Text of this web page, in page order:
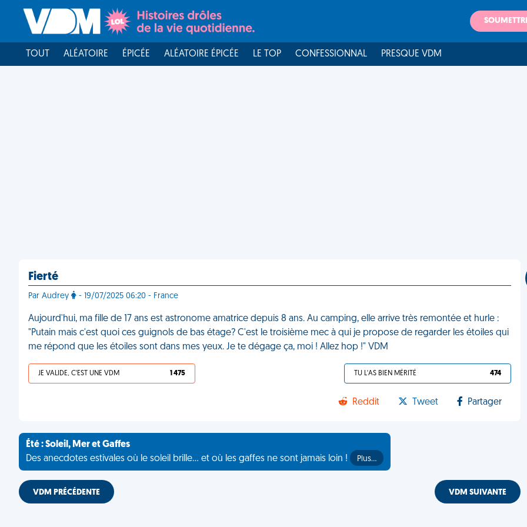
TOUT ALÉATOIRE ÉPICÉE ALÉATOIRE ÉPICÉE LE TOP CONFESSIONNAL PRESQUE VDM
Fierté
Par Audrey - 19/07/2025 06:20 - France
Aujourd'hui, ma fille de 17 ans est astronome amatrice depuis 8 ans. Au camping, elle arrive très remontée et hurle :
"Putain mais c'est quoi ces guignols de bas étage? C'est le troisième mec à qui je propose de regarder les étoiles qui
me répond que les étoiles sont dans mes yeux. Je te dégage ça, moi ! Allez hop !" VDM
JE VALIDE, C'EST UNE VDM 1 475 TU L'AS BIEN MÉRITÉ 474
Reddit Tweet Partager
Été : Soleil, Mer et Gaffes
Des anecdotes estivales où le soleil brille... et où les gaffes ne sont jamais loin !
Plus…
VDM PRÉCÉDENTE VDM SUIVANTE